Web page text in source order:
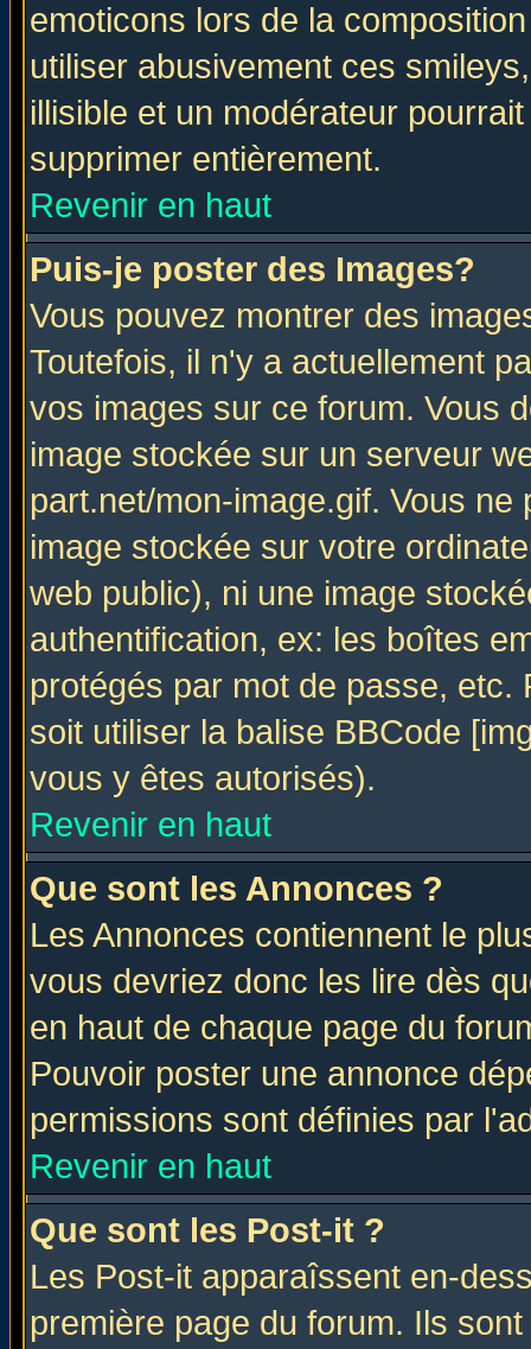
emoticons lors de la
utiliser abusivement ces
illisible et un modérateur
supprimer entièrement.
Revenir en haut
Puis-je poster des Images?
Vous pouvez montrer des
Toutefois, il n'y a actuellement
vos images sur ce forum. Vous
image stockée sur un serveur
part.net/mon-image.gif. Vous
image stockée sur votre
web public), ni une image
authentification, ex: les boîtes
protégés par mot de passe,
soit utiliser la balise BBCode
vous y êtes autorisés).
Revenir en haut
Que sont les Annonces ?
Les Annonces contiennent le
vous devriez donc les lire dès
en haut de chaque page du
Pouvoir poster une annonce
permissions sont définies par
Revenir en haut
Que sont les Post-it ?
Les Post-it apparaîssent en-
première page du forum. Ils